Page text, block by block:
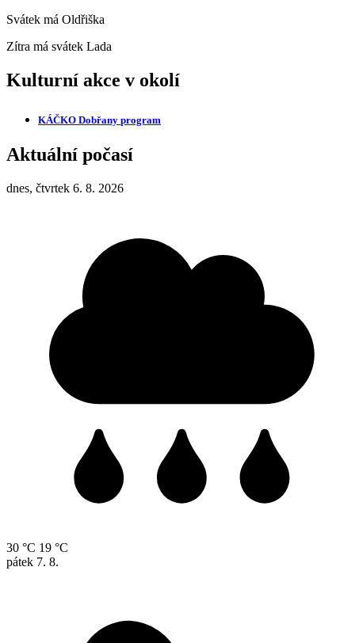
Svátek má Oldřiška
Zítra má svátek Lada
Kulturní akce v okolí
KÁČKO Dobřany program
Aktuální počasí
dnes, čtvrtek 6. 8. 2026
30 °C 19 °C
pátek 7. 8.